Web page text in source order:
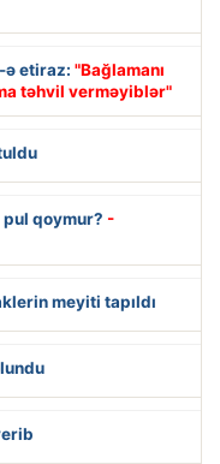
ə etiraz: "Bağlamanı
təhvil verməyiblər"
qoymur? -
meyiti tapıldı